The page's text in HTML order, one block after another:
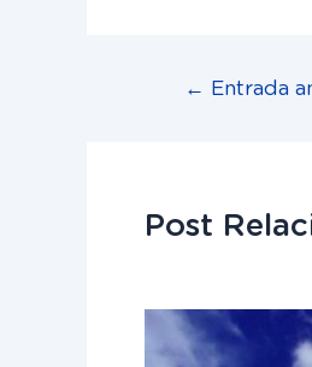
← Entrada
Post